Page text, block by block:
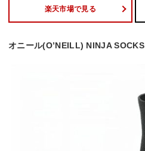
楽天市場で見る
オニール(O’NEILL) NINJA